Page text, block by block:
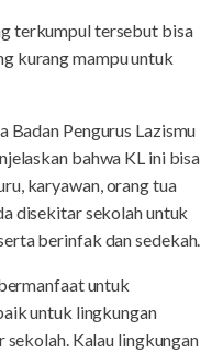
terkumpul tersebut bisa
kurang mampu untuk
Badan Pengurus Lazismu
bahwa KL ini bisa
karyawan, orang tua
disekitar sekolah untuk
berinfak dan sedekah.
untuk
untuk lingkungan
sekolah. Kalau lingkungan